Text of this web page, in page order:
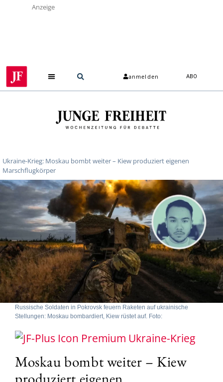
Anzeige
anmelden ABO
Ukraine-Krieg: Moskau bombt weiter – Kiew produziert eigenen
Marschflugkörper
Russische Soldaten in Pokrovsk feuern Raketen auf ukrainische
Stellungen: Moskau bombardiert, Kiew rüstet auf. Foto:
Ukraine-Krieg
Moskau bombt weiter – Kiew